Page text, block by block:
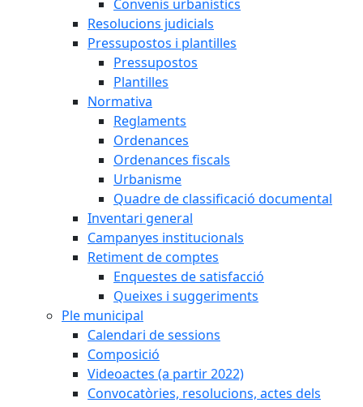
Convenis urbanístics
Resolucions judicials
Pressupostos i plantilles
Pressupostos
Plantilles
Normativa
Reglaments
Ordenances
Ordenances fiscals
Urbanisme
Quadre de classificació documental
Inventari general
Campanyes institucionals
Retiment de comptes
Enquestes de satisfacció
Queixes i suggeriments
Ple municipal
Calendari de sessions
Composició
Videoactes (a partir 2022)
Convocatòries, resolucions, actes dels